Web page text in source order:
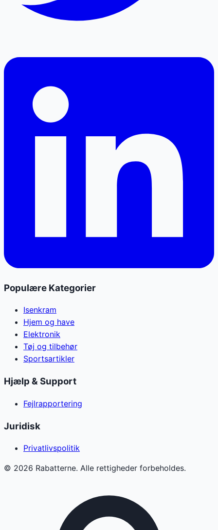
Populære Kategorier
Isenkram
Hjem og have
Elektronik
Tøj og tilbehør
Sportsartikler
Hjælp & Support
Fejlrapportering
Juridisk
Privatlivspolitik
© 2026 Rabatterne. Alle rettigheder forbeholdes.